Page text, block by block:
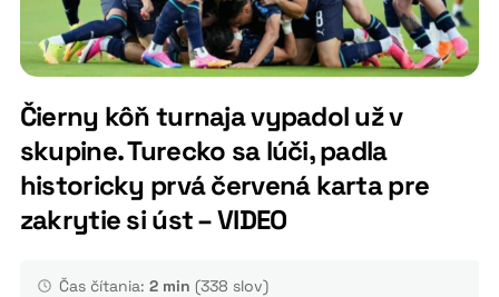
Čierny kôň turnaja vypadol už v
skupine. Turecko sa lúči, padla
historicky prvá červená karta pre
zakrytie si úst – VIDEO
Čas čítania: 2 min (338 slov)